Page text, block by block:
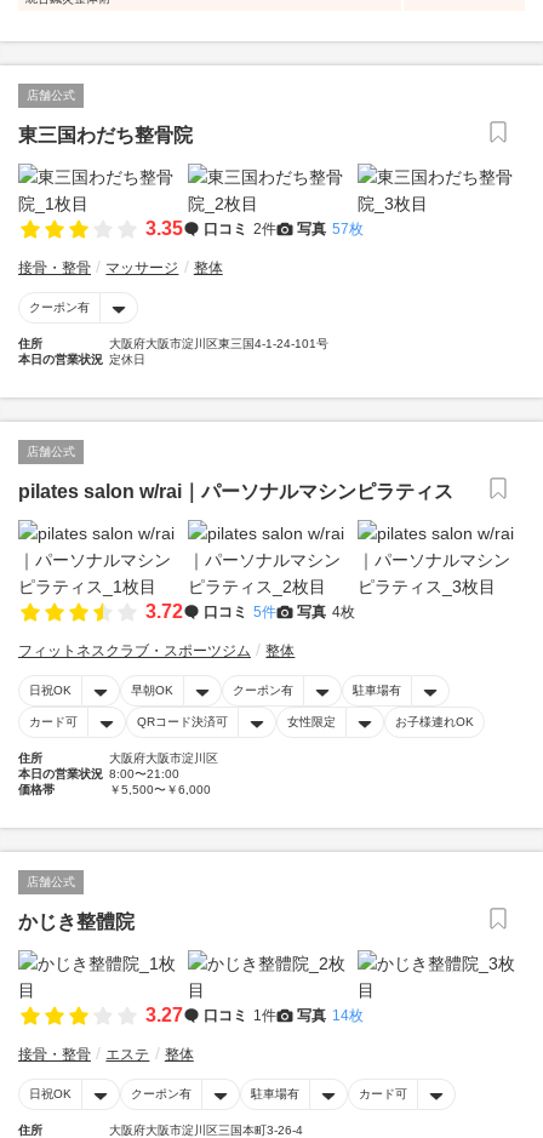
店舗公式
東三国わだち整骨院
3.35 口コミ 2件 写真 57枚
接骨・整骨 マッサージ 整体
クーポン有
住所
大阪府大阪市淀川区東三国4-1-24-101号
本日の営業状況 定休日
店舗公式
pilates salon w/rai｜パーソナルマシンピラティス
3.72 口コミ 5件 写真 4枚
フィットネスクラブ・スポーツジム 整体
日祝OK 早朝OK クーポン有 駐車場有
カード可 QRコード決済可 女性限定 お子様連れOK
住所
大阪府大阪市淀川区
本日の営業状況 8:00〜21:00
価格帯
￥5,500〜￥6,000
店舗公式
かじき整體院
3.27 口コミ 1件 写真 14枚
接骨・整骨 エステ 整体
日祝OK クーポン有 駐車場有 カード可
住所
大阪府大阪市淀川区三国本町3-26-4